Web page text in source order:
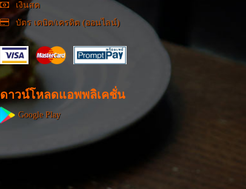
เงินสด
บัตร เดบิต/เครดิต (ออนไลน์)
ดาวน์โหลดแอพพลิเคชั่น
Google Play